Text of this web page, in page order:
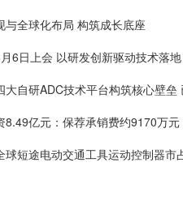
全球化布局 构筑成长底座
6日上会 以研发创新驱动技术落地